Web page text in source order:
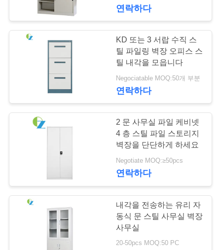
하
사
PRIVACY
POLICY
연락하다
KD 또는 3 서랍 수직 스
틸 파일링 벽장 오피스 스
틸 내각을 모읍니다
Negociatable MOQ:50개 부분
연락하다
2 문 사무실 파일 케비넷
4 층 스틸 파일 스토리지
벽장을 단단하게 하세요
Negotiate MOQ:≥50pcs
연락하다
내각을 전송하는 유리 자
동식 문 스틸 사무실 벽장
사무실
20-50pcs MOQ:50 PC